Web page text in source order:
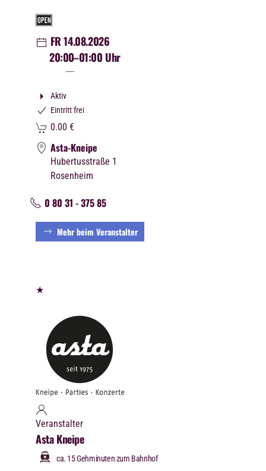
FR 14.08.2026
20:00–01:00 Uhr
Aktiv
Eintritt frei
0.00 €
Asta-Kneipe
Hubertusstraße 1
Rosenheim
0 80 31 - 375 85
Mehr beim Veranstalter
★
Veranstalter
Asta Kneipe
ca. 15 Gehminuten zum Bahnhof